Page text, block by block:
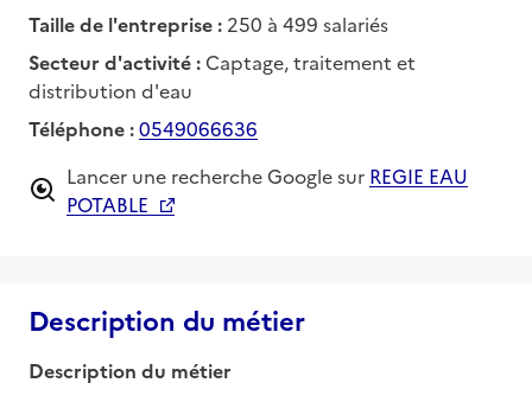
Taille de l'entreprise : 250 à 499 salariés
Secteur d'activité : Captage, traitement et
distribution d'eau
Téléphone :0549066636
Lancer une recherche Google sur REGIE EAU
POTABLE
Description du métier
Description du métier